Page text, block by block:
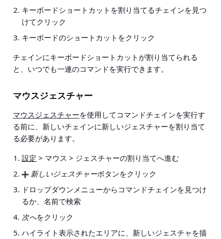
キーボードショートカットを割り当てるチェインを見つ
けてクリック
キーボードのショートカットをクリック
チェインにキーボードショートカットが割り当てられる
と、いつでも一連のコマンドを実行できます。
マウスジェスチャー
マウスジェスチャーを使用してコマンドチェインを実行す
る前に、新しいチェインに新しいジェスチャーを割り当て
る必要があります。
設定 > マウス > ジェスチャーの割り当てへ進む
新しいジェスチャーボタンをクリック
ドロップダウンメニューからコマンドチェインを見つけ
るか、名前で検索
次へをクリック
ハイライト表示されたエリアに、新しいジェスチャを描